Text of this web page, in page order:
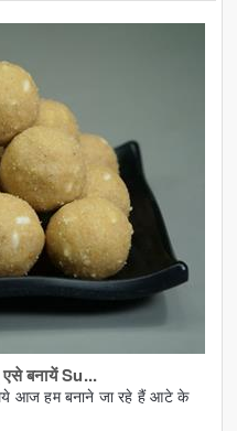
एसे बनायें Su...
आज हम बनाने जा रहे हैं आटे के